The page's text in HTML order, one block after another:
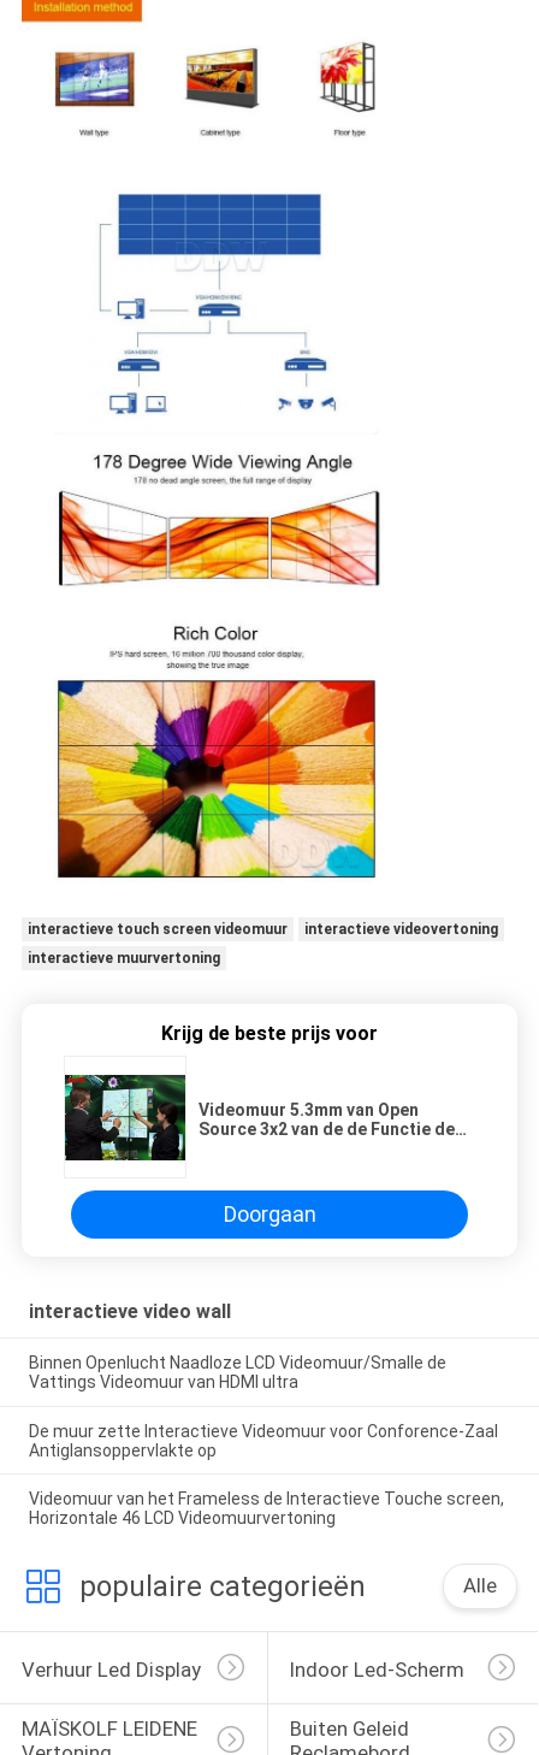
interactieve touch screen videomuur
interactieve videovertoning
interactieve muurvertoning
Krijg de beste prijs voor
Videomuur 5.3mm van Open
Source 3x2 van de de Functie de
Doorgaan
interactieve video wall
Binnen Openlucht Naadloze LCD Videomuur/Smalle de
Vattings Videomuur van HDMI ultra
De muur zette Interactieve Videomuur voor Conforence-Zaal
Antiglansoppervlakte op
Videomuur van het Frameless de Interactieve Touche screen,
Horizontale 46 LCD Videomuurvertoning
populaire categorieën Alle
Verhuur Led Display Indoor Led-Scherm
MAÏSKOLF LEIDENE
Buiten Geleid